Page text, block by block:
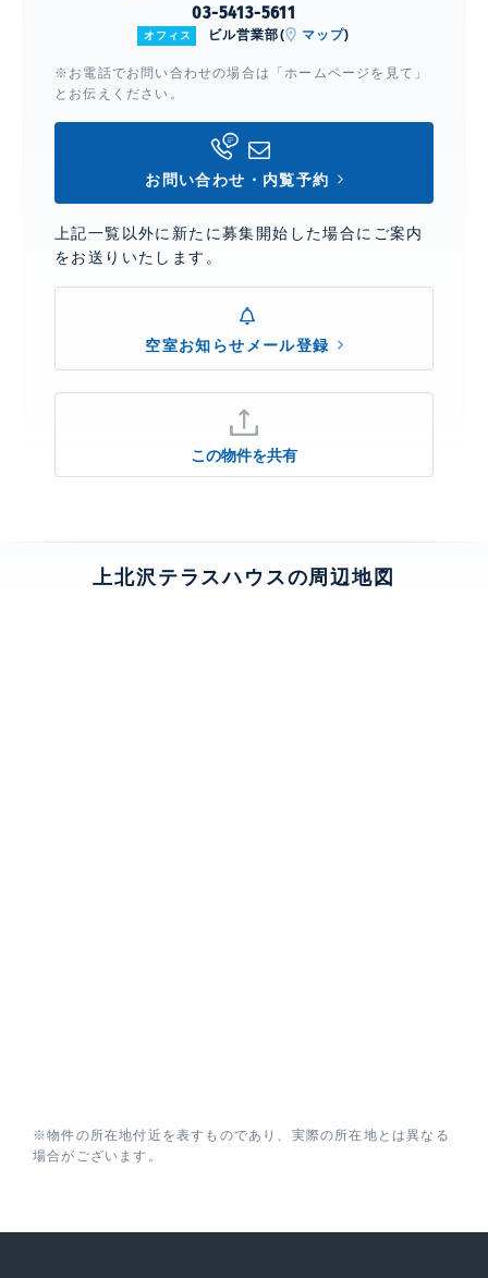
03-5413-5611
オフィス ビル営業部( マップ)
※お電話でお問い合わせの場合は「ホームページを見て」
とお伝えください。
お問い合わせ・内覧予約
上記一覧以外に新たに募集開始した場合にご案内
をお送りいたします。
空室お知らせメール登録
この物件を共有
上北沢テラスハウスの周辺地図
※物件の所在地付近を表すものであり、実際の所在地とは異なる
場合がございます。